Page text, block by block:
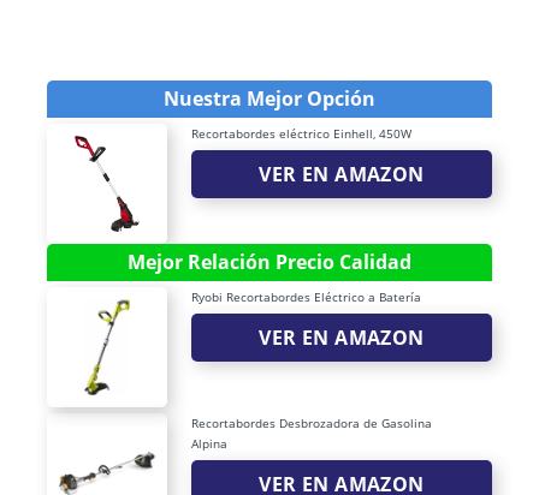
Nuestra Mejor Opción
Recortabordes eléctrico Einhell, 450W
VER EN AMAZON
Mejor Relación Precio Calidad
Ryobi Recortabordes Eléctrico a Batería
VER EN AMAZON
Recortabordes Desbrozadora de Gasolina
Alpina
VER EN AMAZON